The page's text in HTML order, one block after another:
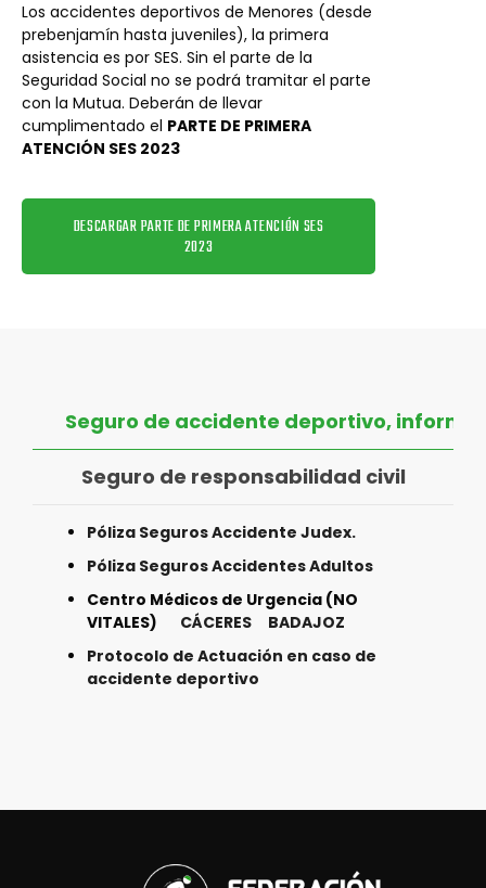
Los accidentes deportivos de Menores (desde
prebenjamín hasta juveniles), la primera
asistencia es por SES. Sin el parte de la
Seguridad Social no se podrá tramitar el parte
con la Mutua. Deberán de llevar
cumplimentado el PARTE DE PRIMERA
ATENCIÓN SES 2023
DESCARGAR PARTE DE PRIMERA ATENCIÓN SES
2023
Seguro de accidente deportivo,
Seguro de responsabilidad civil
Póliza Seguros Accidente Judex.
Póliza Seguros Accidentes Adultos
Centro Médicos de Urgencia (NO
VITALES) CÁCERES
BADAJOZ
Protocolo de Actuación en caso de
accidente deportivo